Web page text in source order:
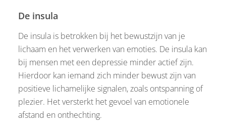
De insula
De insula is betrokken bij het bewustzijn van je
lichaam en het verwerken van emoties. De insula kan
bij mensen met een depressie minder actief zijn.
Hierdoor kan iemand zich minder bewust zijn van
positieve lichamelijke signalen, zoals ontspanning of
plezier. Het versterkt het gevoel van emotionele
afstand en onthechting.